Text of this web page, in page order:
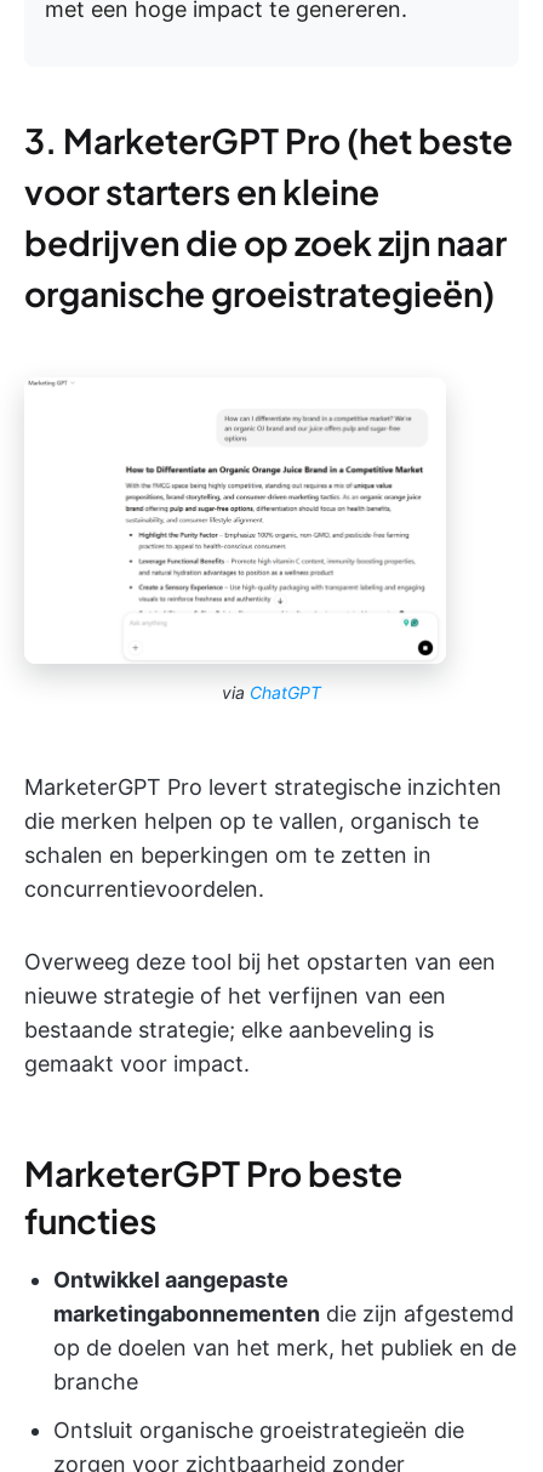
met een hoge impact te genereren.
3. MarketerGPT Pro (het beste
voor starters en kleine
bedrijven die op zoek zijn naar
organische groeistrategieën)
via ChatGPT
MarketerGPT Pro levert strategische inzichten
die merken helpen op te vallen, organisch te
schalen en beperkingen om te zetten in
concurrentievoordelen.
Overweeg deze tool bij het opstarten van een
nieuwe strategie of het verfijnen van een
bestaande strategie; elke aanbeveling is
gemaakt voor impact.
MarketerGPT Pro beste
functies
Ontwikkel aangepaste
marketingabonnementen die zijn afgestemd
op de doelen van het merk, het publiek en de
branche
Ontsluit organische groeistrategieën die
zorgen voor zichtbaarheid zonder